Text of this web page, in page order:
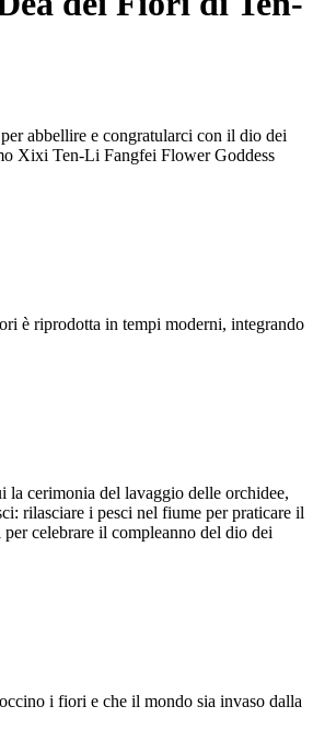
abbellire e congratularci con il dio dei
Xixi Ten-Li Fangfei Flower Goddess
è riprodotta in tempi moderni, integrando
cerimonia del lavaggio delle orchidee,
rilasciare i pesci nel fiume per praticare il
celebrare il compleanno del dio dei
i fiori e che il mondo sia invaso dalla